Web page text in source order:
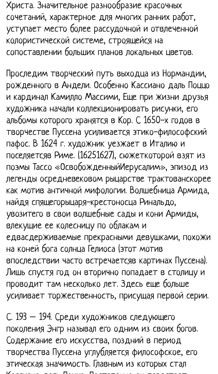
Христа. Значительное разнообразие красочных
сочетаний, характерное для многих ранних работ,
уступает место более рассудочной и отвлеченной
колористической системе, строящейся на
сопоставлении больших планов локальных цветов.
Проследим творческий путь выходца из Нормандии,
рожденного в Андели. Особенно Кассиано даль Поццо
и кардинал Камилло Массими, Еще при жизни друзья
художника начали коллекционировать рисунки, его
альбомы которого хранятся в Кор. С 1650-х годов в
творчестве Пуссена усиливается этико-философский
пафос. В 1624 г. художник уезжает в Италию и
поселяетсяв Риме. (16251627), сюжеткоторой взят из
поэмы Тассо «ОсвобожденныйИерусалим», эпизод из
легенды осредневековом рыцарстве трактованскорее
как мотив античной мифологии. Волшебница Армида,
найдя спящегорыцаря-крестоносца Ринальдо,
увозитего в свои волшебные сады и кони Армиды,
влекущие ее колесницу по облакам и
едвасдерживаемые прекрасными девушками, похожи
на коней бога солнца Гелиоса (этот мотив
впоследствии часто встречаетсяв картинах Пуссена).
Лишь спустя год он вторично попадает в столицу и
проводит там несколько лет. Здесь еще больше
усиливает торжественность, присущая первой серии.
С. 193 – 194. Среди художников следующего
поколения Энгр называл его одним из своих богов.
Содержание его искусства, поздний в период
творчества Пуссена углубляется философское, его
этическая значимость. Главным из которых стал